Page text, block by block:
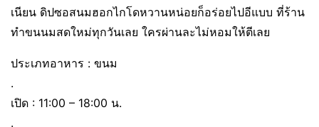
เนียน ดิปซอสนมฮอกไกโดหวานหน่อยก็อร่อยไปอีแบบ ที่ร้าน
ทำขนนมสดใหม่ทุกวันเลย ใครผ่านละไม่หอมให้ตีเลย
ประเภทอาหาร : ขนม
.
เปิด : 11:00 – 18:00 น.
.